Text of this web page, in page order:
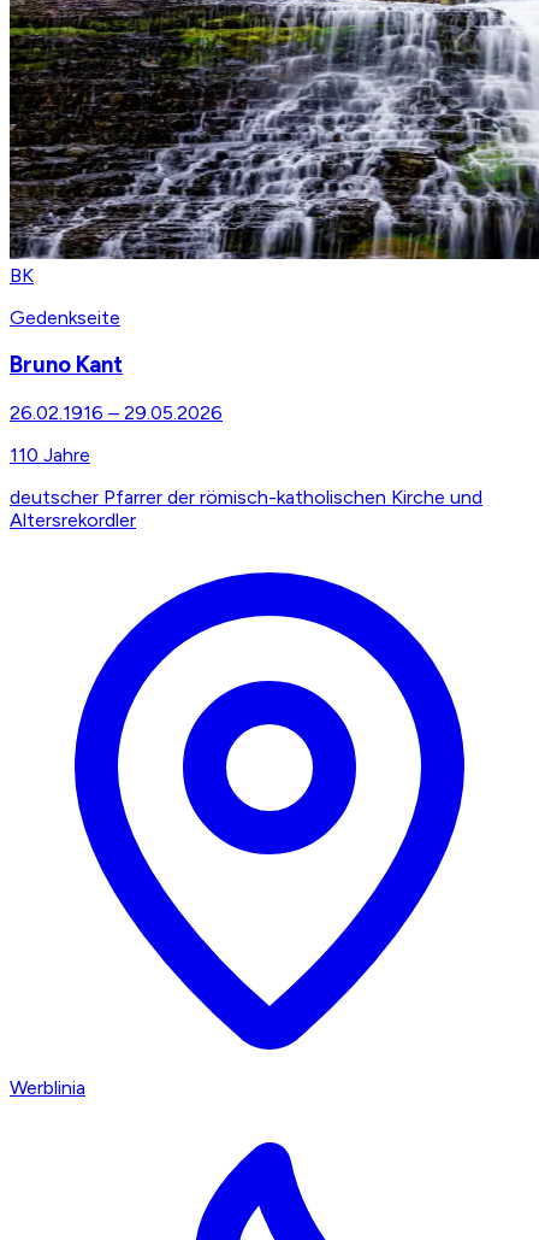
BK
Gedenkseite
Bruno Kant
26.02.1916 – 29.05.2026
110 Jahre
deutscher Pfarrer der römisch-katholischen Kirche und
Altersrekordler
Werblinia